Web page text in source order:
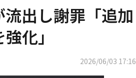
出し謝罪「追加
化」
2026/06/03 17:16